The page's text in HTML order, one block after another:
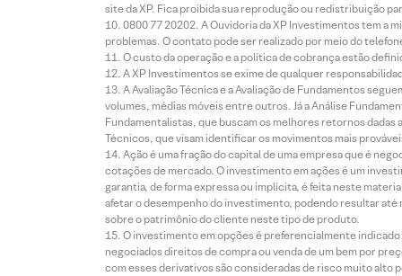
site da XP. Fica proibida sua reprodução ou redistribuição
0800 77 20202. A Ouvidoria da XP Investimentos tem a
problemas. O contato pode ser realizado por meio do
O custo da operação e a política de cobrança estão
A XP Investimentos se exime de qualquer
A Avaliação Técnica e a Avaliação de Fundamentos
volumes, médias móveis entre outros. Já a Análise
Fundamentalistas, que buscam os melhores retornos
Técnicos, que visam identificar os movimentos mais
Ação é uma fração do capital de uma empresa que é
cotações de mercado. O investimento em ações é um
garantia, de forma expressa ou implícita, é feita neste
afetar o desempenho do investimento, podendo resultar
sobre o patrimônio do cliente neste tipo de produto.
O investimento em opções é preferencialmente
negociados direitos de compra ou venda de um bem por
com esses derivativos são consideradas de risco muito alto